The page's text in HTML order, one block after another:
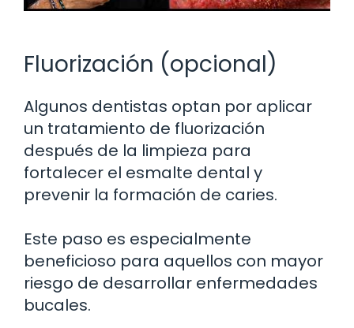
Fluorización (opcional)
Algunos dentistas optan por aplicar
un tratamiento de fluorización
después de la limpieza para
fortalecer el esmalte dental y
prevenir la formación de caries.
Este paso es especialmente
beneficioso para aquellos con mayor
riesgo de desarrollar enfermedades
bucales.